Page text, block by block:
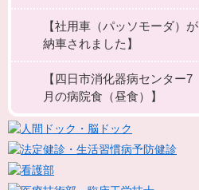
【社用車（パッソモーダ）が
納車されました】
【四日市消化器病センター7
月の病院食（昼食）】